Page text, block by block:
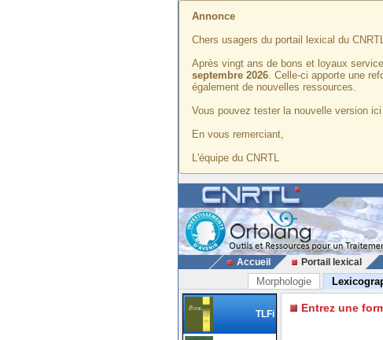
Annonce
Chers usagers du portail lexical du
Après vingt ans de bons et loyaux
septembre 2026. Celle-ci apporte une
également de nouvelles ressources.
Vous pouvez tester la nouvelle version ici
En vous remerciant,
L'équipe du CNRTL
Accueil Portail lexical
Morphologie
TLFi Entrez une